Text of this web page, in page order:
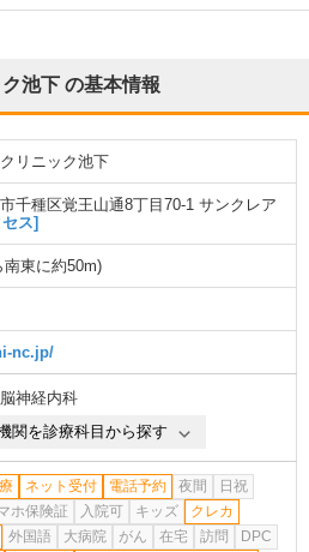
池下 の基本情報
リニック池下
千種区覚王山通8丁目70-1 サンクレア
ス]
南東に約50m)
nc.jp/
脳神経内科
関を診療科目から探す
ネット受付 電話予約 夜間
日祝
ホ保険証 入院可 キッズ
クレカ
外国語 大病院 がん 在宅 訪問
DPC